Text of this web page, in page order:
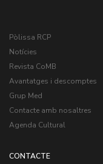
Pòlissa RCP
Notícies
Revista CoMB
Avantatges i descomptes
Grup Med
Contacte amb nosaltres
Agenda Cultural
CONTACTE